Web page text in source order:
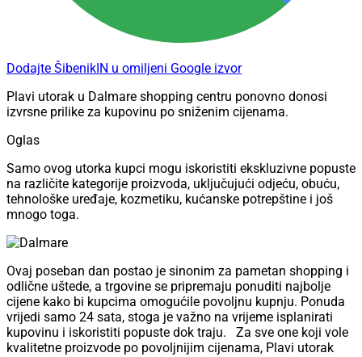
Dodajte ŠibenikIN u omiljeni Google izvor
Plavi utorak u Dalmare shopping centru ponovno donosi
izvrsne prilike za kupovinu po sniženim cijenama.
Oglas
Samo ovog utorka kupci mogu iskoristiti ekskluzivne popuste
na različite kategorije proizvoda, uključujući odjeću, obuću,
tehnološke uređaje, kozmetiku, kućanske potrepštine i još
mnogo toga.
Ovaj poseban dan postao je sinonim za pametan shopping i
odlične uštede, a trgovine se pripremaju ponuditi najbolje
cijene kako bi kupcima omogućile povoljnu kupnju. Ponuda
vrijedi samo 24 sata, stoga je važno na vrijeme isplanirati
kupovinu i iskoristiti popuste dok traju. Za sve one koji vole
kvalitetne proizvode po povoljnijim cijenama, Plavi utorak